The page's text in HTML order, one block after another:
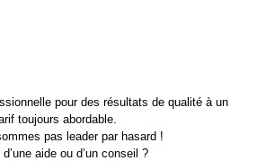
pour des résultats de qualité à un
toujours abordable.
pas leader par hasard !
d’une aide ou d’un conseil ?